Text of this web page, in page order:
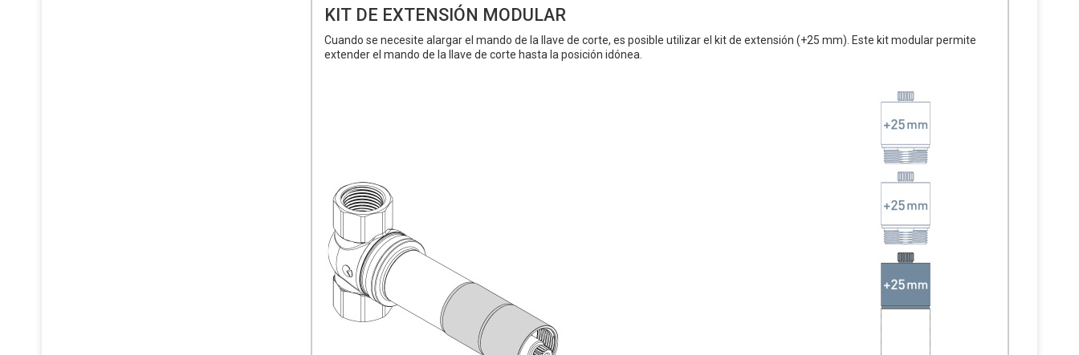
KIT DE EXTENSIÓN MODULAR
Cuando se necesite alargar el mando de la llave de corte, es posible utilizar el kit de extensión (+25 mm). Este kit modular permite
extender el mando de la llave de corte hasta la posición idónea.